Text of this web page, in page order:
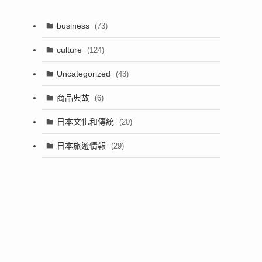
business (73)
culture (124)
Uncategorized (43)
商品典故 (6)
日本文化和傳統 (20)
日本旅遊情報 (29)